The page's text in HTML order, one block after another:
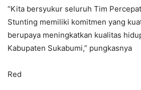
“Kita bersyukur seluruh Tim
Stunting memiliki komitmen yang
berupaya meningkatkan kualitas
Kabupaten Sukabumi,” pungkasnya
Red